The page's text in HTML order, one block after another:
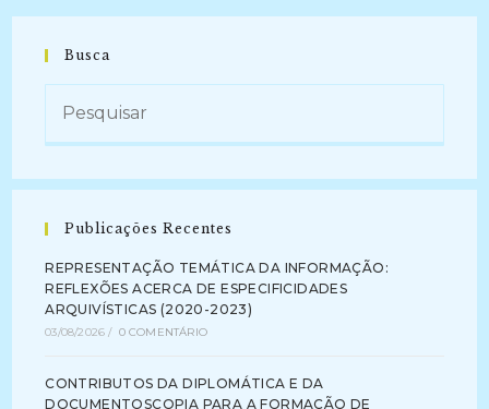
Busca
Publicações Recentes
REPRESENTAÇÃO TEMÁTICA DA INFORMAÇÃO:
REFLEXÕES ACERCA DE ESPECIFICIDADES
ARQUIVÍSTICAS (2020-2023)
03/08/2026 / 0 COMENTÁRIO
CONTRIBUTOS DA DIPLOMÁTICA E DA
DOCUMENTOSCOPIA PARA A FORMAÇÃO DE